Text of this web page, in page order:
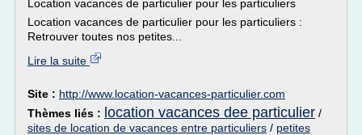
Location vacances de particulier pour les particuliers
Location vacances de particulier pour les particuliers :
Retrouver toutes nos petites...
Lire la suite
Site : http://www.location-vacances-particulier.com
Thèmes liés : location vacances dee particulier /
sites de location de vacances entre particuliers / petites